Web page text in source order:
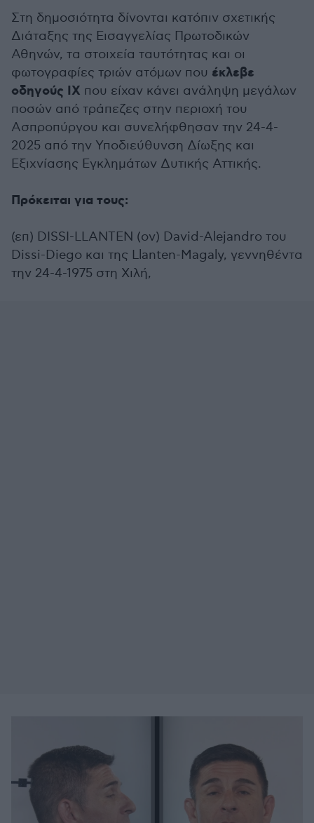
Στη δημοσιότητα δίνονται κατόπιν σχετικής
Διάταξης της Εισαγγελίας Πρωτοδικών
Αθηνών, τα στοιχεία ταυτότητας και οι
φωτογραφίες τριών ατόμων που έκλεβε
οδηγούς ΙΧ που είχαν κάνει ανάληψη μεγάλων
ποσών από τράπεζες στην περιοχή του
Ασπροπύργου και συνελήφθησαν την 24-4-
2025 από την Υποδιεύθυνση Δίωξης και
Εξιχνίασης Εγκλημάτων Δυτικής Αττικής.
Πρόκειται για τους:
(επ) DISSI-LLANTEN (ον) David-Alejandro του
Dissi-Diego και της Llanten-Magaly, γεννηθέντα
την 24-4-1975 στη Χιλή,